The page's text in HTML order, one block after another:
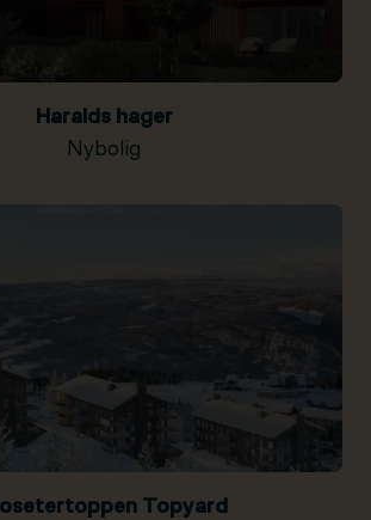
Haralds hager
Nybolig
Topyard